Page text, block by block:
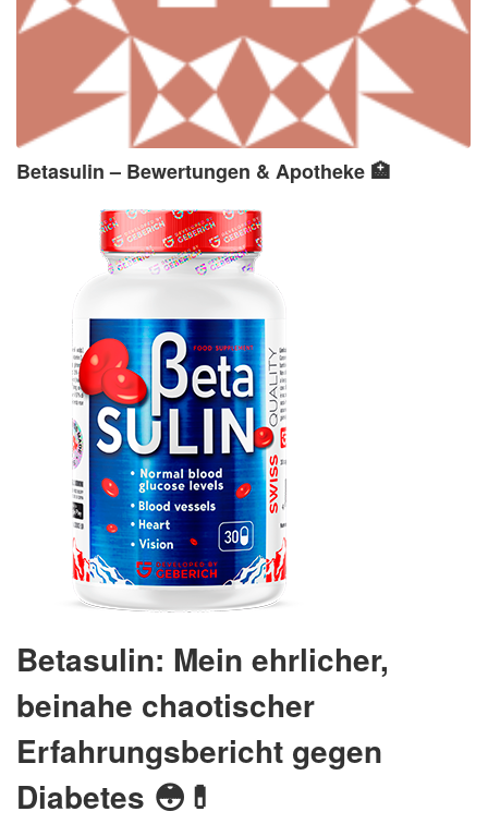
Betasulin – Bewertungen & Apotheke 🏥
Betasulin: Mein ehrlicher,
beinahe chaotischer
Erfahrungsbericht gegen
Diabetes 😳💊